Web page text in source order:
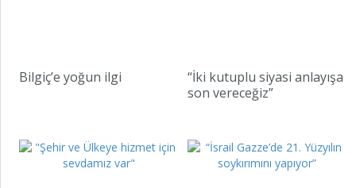
Bilgiç’e yoğun ilgi
“İki kutuplu siyasi anlayışa
son vereceğiz”